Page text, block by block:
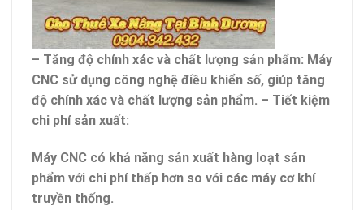
– Tăng độ chính xác và chất lượng sản phẩm: Máy
CNC sử dụng công nghệ điều khiển số, giúp tăng
độ chính xác và chất lượng sản phẩm. – Tiết kiệm
chi phí sản xuất:
Máy CNC có khả năng sản xuất hàng loạt sản
phẩm với chi phí thấp hơn so với các máy cơ khí
truyền thống.